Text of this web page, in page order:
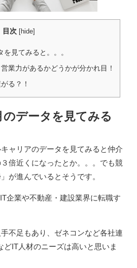
目次 [hide]
見てみると。。。
業力があるかどうかが分かれ目！
る？！
データを見てみる
ャリアのデータを見てみると仲介
倍近くになったとか。。。でも競
が進んでいるとそうです。
企業や不動産・建設業界に転職す
不足もあり、ゼネコンなど各社連
IT人材のニーズは高いと思いま